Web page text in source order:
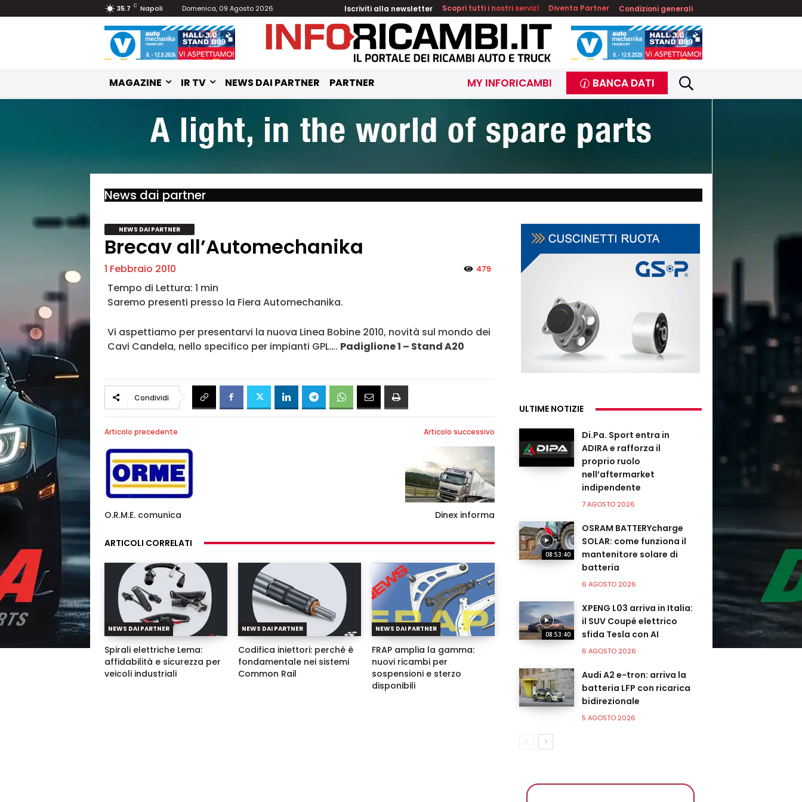
MY INFORICAMBI
Username
Password
35.7 C Napoli Domenica, 09 Agosto 2026 Iscriviti alla newsletter Scopri tutti i nostri servizi Diventa Partner Condizioni generali
MAGAZINE IR TV NEWS DAI PARTNER PARTNER MY INFORICAMBI BANCA DATI
News dai partner
NEWS DAI PARTNER
Brecav all’Automechanika
1 Febbraio 2010 479
Saremo presenti presso la Fiera Automechanika.
Vi aspettiamo per presentarvi la nuova Linea Bobine 2010, novità sul mondo dei
Cavi Candela, nello specifico per impianti GPL…. Padiglione 1 – Stand A20
Condividi
Articolo precedente
O.R.M.E. comunica
Articolo successivo
Dinex informa
ARTICOLI CORRELATI
NEWS DAI PARTNER
Spirali elettriche Lema:
affidabilità e sicurezza per
veicoli industriali
NEWS DAI PARTNER
Codifica iniettori: perché è
fondamentale nei sistemi
Common Rail
NEWS DAI PARTNER
FRAP amplia la gamma:
nuovi ricambi per
sospensioni e sterzo
disponibili
ULTIME NOTIZIE
Di.Pa. Sport entra in
ADIRA e rafforza il
proprio ruolo
nell’aftermarket
indipendente
7 AGOSTO 2026
08:53:40
OSRAM BATTERYcharge
SOLAR: come funziona il
mantenitore solare di
batteria
6 AGOSTO 2026
08:53:40
XPENG L03 arriva in Italia:
il SUV Coupé elettrico
sfida Tesla con AI
6 AGOSTO 2026
Audi A2 e-tron: arriva la
batteria LFP con ricarica
bidirezionale
5 AGOSTO 2026